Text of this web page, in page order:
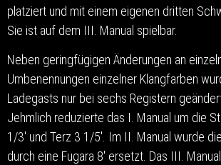
platziert und mit einem eigenen dritten
Sie ist auf dem III. Manual spielbar.
Neben geringfügigen Änderungen an
Umbenennungen einzelner Klangfarben
Ladegasts nur bei sechs Registern
Jehmlich reduzierte das I. Manual um die
1/3′ und Terz 3 1/5′. Im II. Manual wurde
durch eine Fugara 8′ ersetzt. Das III.